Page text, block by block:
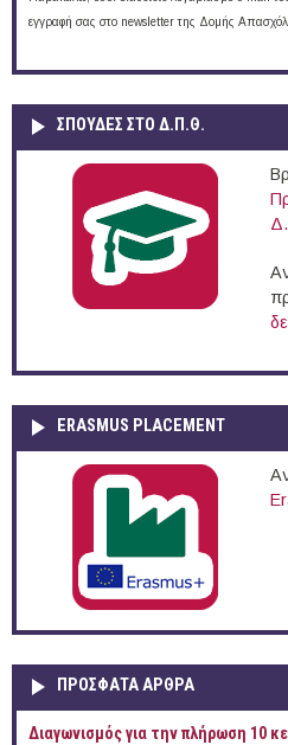
εγγραφή σας στο newsletter της Δομής
ΣΠΟΥΔΈΣ ΣΤΟ Δ.Π.Θ.
ERASMUS PLACEMENT
ΠΡOΣΦΑΤΑ AΡΘΡΑ
Διαγωνισμός για την πλήρωση 10